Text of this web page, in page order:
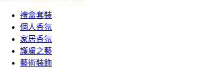
禮盒套裝
個人香氛
家居香氛
護膚之藝
藝術裝飾